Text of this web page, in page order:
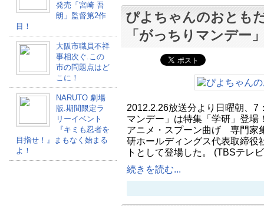
発売「宮崎 吾
朗」監督第2作
目！
大阪市職員不祥
事相次ぐ.この
市の問題点はど
こに！
NARUTO 劇場
版.期間限定ラ
リーイベント
『キミも忍者を
目指せ！』まもなく始まる
よ！
ぴよちゃんのおとも
「がっちりマンデー
2012.2.26放送分より日曜朝、7
マンデー」は特集「学研」登
アニメ・スプーン曲げ 専門家
研ホールディングス代表取締役
トとして登場した。 (TBSテレ
続きを読む...